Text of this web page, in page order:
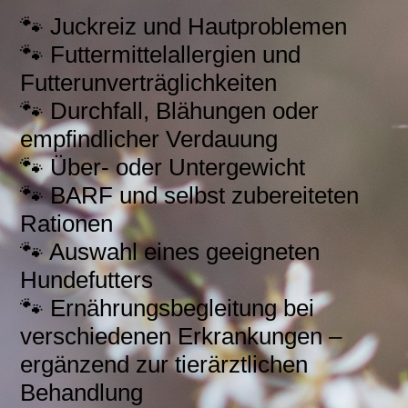
🐾 Juckreiz und Hautproblemen
🐾 Futtermittelallergien und
Futterunverträglichkeiten
🐾 Durchfall, Blähungen oder
empfindlicher Verdauung
🐾 Über- oder Untergewicht
🐾 BARF und selbst zubereiteten
Rationen
🐾 Auswahl eines geeigneten
Hundefutters
🐾 Ernährungsbegleitung bei
verschiedenen Erkrankungen –
ergänzend zur tierärztlichen
Behandlung